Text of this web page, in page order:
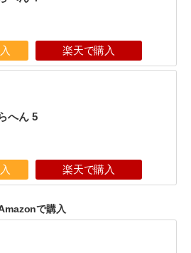
楽天で購入
へん 5
楽天で購入
で購入